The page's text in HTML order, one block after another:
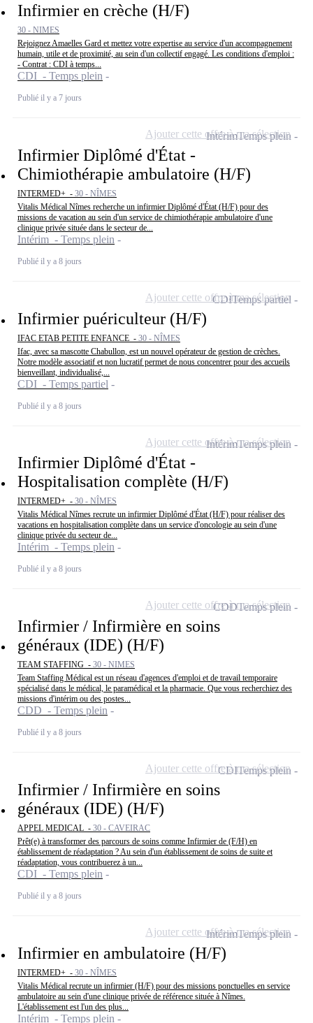
Infirmier en crèche (H/F)
30 - NIMES
Rejoignez Amaelles Gard et mettez votre expertise au service d'un accompagnement
humain, utile et de proximité, au sein d'un collectif engagé. Les conditions d'emploi :
- Contrat : CDI à temps...
CDI - Temps plein
Publié il y a 7 jours
Infirmier Diplômé d'État -
Chimiothérapie ambulatoire (H/F)
INTERMED+ - 30 - NÎMES
Vitalis Médical Nîmes recherche un infirmier Diplômé d'État (H/F) pour des
missions de vacation au sein d'un service de chimiothérapie ambulatoire d'une
clinique privée située dans le secteur de...
Intérim - Temps plein
Publié il y a 8 jours
IntérimTemps plein
Ajouter cette offre à ma sélection
Infirmier puériculteur (H/F)
IFAC ETAB PETITE ENFANCE - 30 - NÎMES
Ifac, avec sa mascotte Chabullon, est un nouvel opérateur de gestion de crèches.
Notre modèle associatif et non lucratif permet de nous concentrer pour des accueils
bienveillant, individualisé,...
CDI - Temps partiel
Publié il y a 8 jours
CDITemps partiel
Ajouter cette offre à ma sélection
Infirmier Diplômé d'État -
Hospitalisation complète (H/F)
INTERMED+ - 30 - NÎMES
Vitalis Médical Nîmes recrute un infirmier Diplômé d'État (H/F) pour réaliser des
vacations en hospitalisation complète dans un service d'oncologie au sein d'une
clinique privée du secteur de...
Intérim - Temps plein
Publié il y a 8 jours
IntérimTemps plein
Ajouter cette offre à ma sélection
Infirmier / Infirmière en soins
généraux (IDE) (H/F)
TEAM STAFFING - 30 - NIMES
Team Staffing Médical est un réseau d'agences d'emploi et de travail temporaire
spécialisé dans le médical, le paramédical et la pharmacie. Que vous recherchiez des
missions d'intérim ou des postes...
CDD - Temps plein
Publié il y a 8 jours
CDDTemps plein
Ajouter cette offre à ma sélection
Infirmier / Infirmière en soins
généraux (IDE) (H/F)
APPEL MEDICAL - 30 - CAVEIRAC
Prêt(e) à transformer des parcours de soins comme Infirmier de (F/H) en
établissement de réadaptation ? Au sein d'un établissement de soins de suite et
réadaptation, vous contribuerez à un...
CDI - Temps plein
Publié il y a 8 jours
CDITemps plein
Ajouter cette offre à ma sélection
Infirmier en ambulatoire (H/F)
INTERMED+ - 30 - NÎMES
Vitalis Médical recrute un infirmier (H/F) pour des missions ponctuelles en service
ambulatoire au sein d'une clinique privée de référence située à Nîmes.
L'établissement est l'un des plus...
Intérim - Temps plein
IntérimTemps plein
Ajouter cette offre à ma sélection